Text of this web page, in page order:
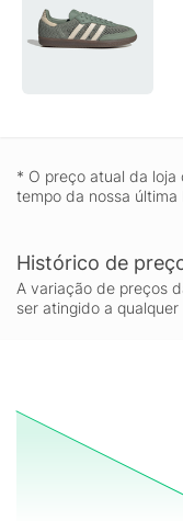
* O preço atual da
tempo da nossa última
Histórico de
A variação de preços
ser atingido a qualquer